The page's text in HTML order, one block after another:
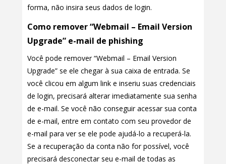
forma, não insira seus dados de login.
Como remover “Webmail – Email Version
Upgrade” e-mail de phishing
Você pode remover “Webmail – Email Version
Upgrade” se ele chegar à sua caixa de entrada. Se
você clicou em algum link e inseriu suas credenciais
de login, precisará alterar imediatamente sua senha
de e-mail. Se você não conseguir acessar sua conta
de e-mail, entre em contato com seu provedor de
e-mail para ver se ele pode ajudá-lo a recuperá-la.
Se a recuperação da conta não for possível, você
precisará desconectar seu e-mail de todas as